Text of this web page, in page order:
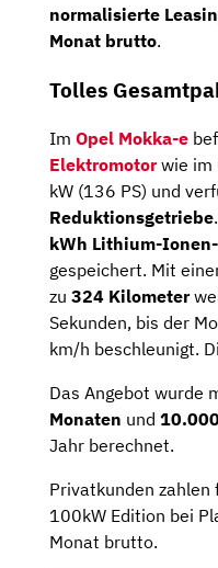
normalisierte
Monat brutto.
Tolles
Im Opel Mokka-e
Elektromotorwie im
kW (136 PS) und
Reduktionsgetriebe
kWh Lithium-
gespeichert. Mit
zu 324 Kilometer
Sekunden, bis der
km/h beschleunigt.
Das Angebot wurde
Monaten und
Jahr berechnet.
Privatkunden zahlen
100kW Edition bei
Monat brutto.